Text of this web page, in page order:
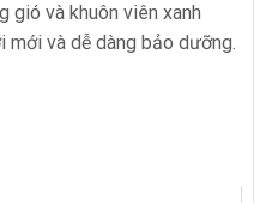
gió và khuôn viên xanh
và dễ dàng bảo dưỡng.